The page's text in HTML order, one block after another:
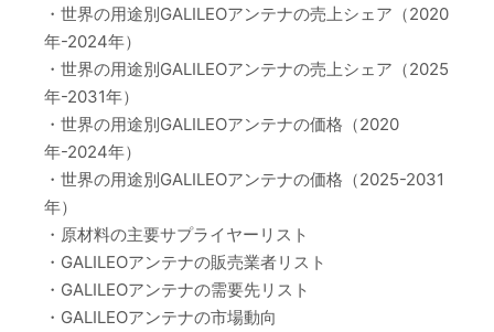
・世界の用途別GALILEOアンテナの売上シェア（2020
年-2024年）
・世界の用途別GALILEOアンテナの売上シェア（2025
年-2031年）
・世界の用途別GALILEOアンテナの価格（2020
年-2024年）
・世界の用途別GALILEOアンテナの価格（2025-2031
年）
・原材料の主要サプライヤーリスト
・GALILEOアンテナの販売業者リスト
・GALILEOアンテナの需要先リスト
・GALILEOアンテナの市場動向